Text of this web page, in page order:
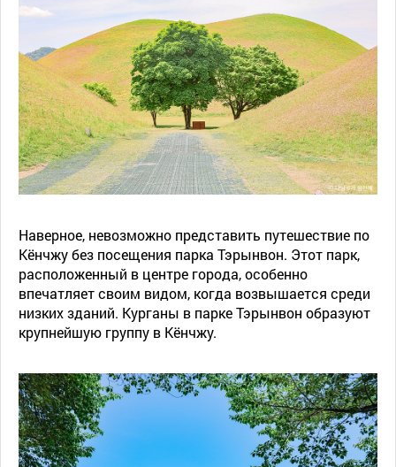
Наверное, невозможно представить путешествие по
Кёнчжу без посещения парка Тэрынвон. Этот парк,
расположенный в центре города, особенно
впечатляет своим видом, когда возвышается среди
низких зданий. Курганы в парке Тэрынвон образуют
крупнейшую группу в Кёнчжу.